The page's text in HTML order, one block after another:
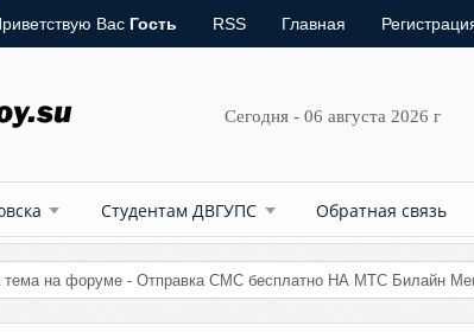
Вас Гость RSS Главная
Сегодня - 06 августа 2026 г
Студентам ДВГУПС Обратная связь